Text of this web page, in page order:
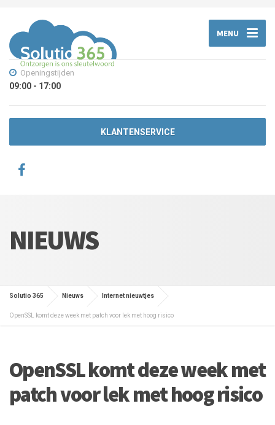
MENU
Openingstijden
09:00 - 17:00
KLANTENSERVICE
NIEUWS
Solutio 365 Nieuws Internet nieuwtjes
OpenSSL komt deze week met patch voor lek met hoog risico
OpenSSL komt deze week met
patch voor lek met hoog risico